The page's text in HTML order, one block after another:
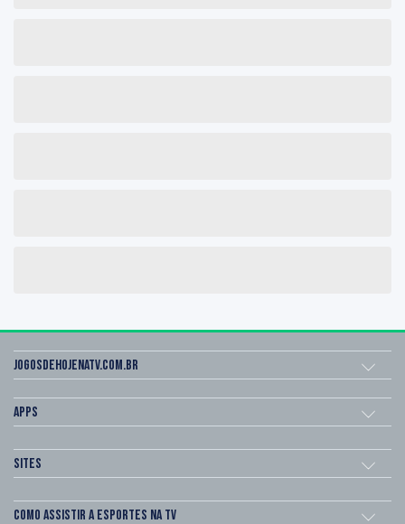
Jogosdehojenatv.com.br
Apps
Sites
Como assistir a esportes na TV